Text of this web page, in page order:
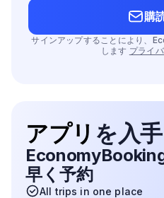
購
サインアップすることにより、
します プライ
アプリ を入手
早く予約
All trips in one place